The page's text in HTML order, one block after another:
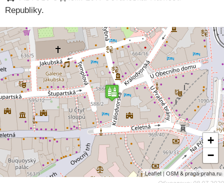
Republiky.
+
−
Leaflet | OSM & praga-praha.ru